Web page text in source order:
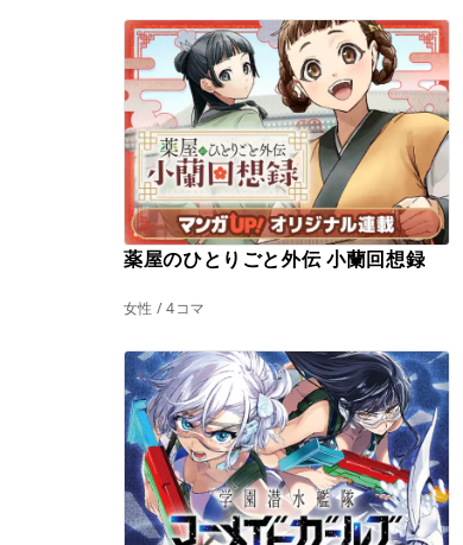
薬屋のひとりごと外伝 小蘭回想録
女性 / 4コマ